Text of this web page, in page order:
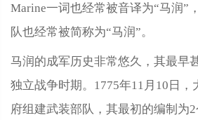
Marine一词也经常被音译为“马润”
队也经常被简称为“马润”。
马润的成军历史非常悠久，其最早
独立战争时期。1775年11月10日，
府组建武装部队，其最初的编制为